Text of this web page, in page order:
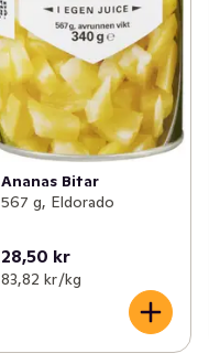
Ananas Bitar
567 g, Eldorado
28,50 kr
83,82 kr /kg